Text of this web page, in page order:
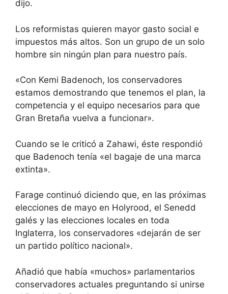
dijo.
Los reformistas quieren mayor gasto social e
impuestos más altos. Son un grupo de un solo
hombre sin ningún plan para nuestro país.
«Con Kemi Badenoch, los conservadores
estamos demostrando que tenemos el plan, la
competencia y el equipo necesarios para que
Gran Bretaña vuelva a funcionar».
Cuando se le criticó a Zahawi, éste respondió
que Badenoch tenía «el bagaje de una marca
extinta».
Farage continuó diciendo que, en las próximas
elecciones de mayo en Holyrood, el Senedd
galés y las elecciones locales en toda
Inglaterra, los conservadores «dejarán de ser
un partido político nacional».
Añadió que había «muchos» parlamentarios
conservadores actuales preguntando si unirse